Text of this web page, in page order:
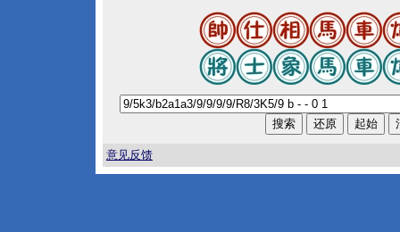
意见反馈